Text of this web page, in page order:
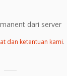
dari server
dan ketentuan kami.